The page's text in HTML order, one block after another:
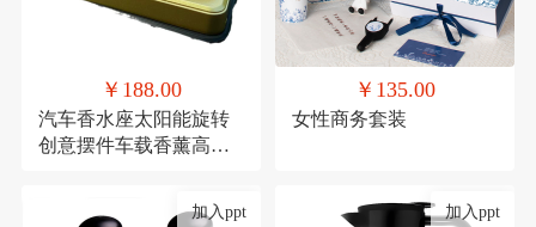
￥188.00
汽车香水座太阳能旋转
创意摆件车载香薰高档
￥135.00
女性商务套装
加入ppt 加入ppt